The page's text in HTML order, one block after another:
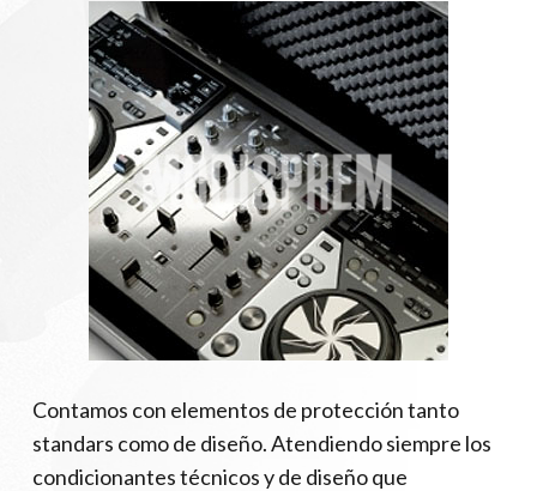
Contamos con elementos de protección tanto
standars como de diseño. Atendiendo siempre los
condicionantes técnicos y de diseño que